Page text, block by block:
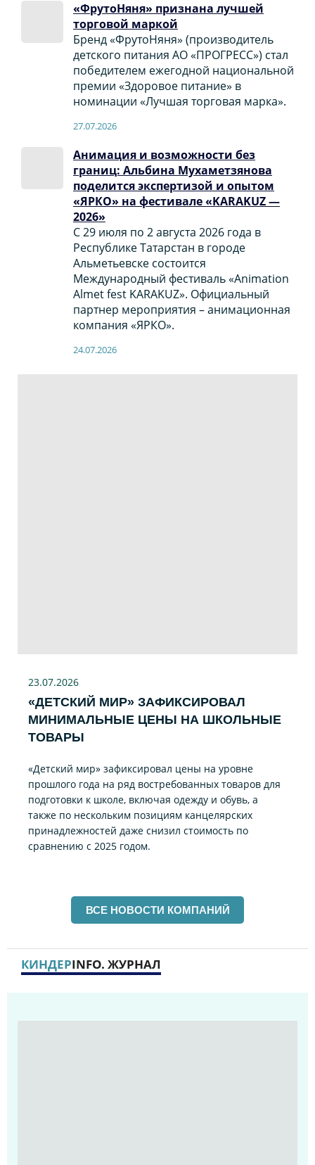
«ФрутоНяня» признана лучшей
торговой маркой
Бренд «ФрутоНяня» (производитель
детского питания АО «ПРОГРЕСС») стал
победителем ежегодной национальной
премии «Здоровое питание» в
номинации «Лучшая торговая марка».
27.07.2026
Анимация и возможности без
границ: Альбина Мухаметзянова
поделится экспертизой и опытом
«ЯРКО» на фестивале «KARAKUZ —
2026»
С 29 июля по 2 августа 2026 года в
Республике Татарстан в городе
Альметьевске состоится
Международный фестиваль «Animation
Almet fest KARAKUZ». Официальный
партнер мероприятия – анимационная
компания «ЯРКО».
24.07.2026
23.07.2026
«ДЕТСКИЙ МИР» ЗАФИКСИРОВАЛ
МИНИМАЛЬНЫЕ ЦЕНЫ НА ШКОЛЬНЫЕ
ТОВАРЫ
«Детский мир» зафиксировал цены на уровне
прошлого года на ряд востребованных товаров для
подготовки к школе, включая одежду и обувь, а
также по нескольким позициям канцелярских
принадлежностей даже снизил стоимость по
сравнению с 2025 годом.
ВСЕ НОВОСТИ КОМПАНИЙ
КИНДЕРINFO. ЖУРНАЛ